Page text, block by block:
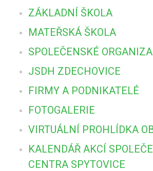
ZÁKLADNÍ ŠKOLA
MATEŘSKÁ ŠKOLA
SPOLEČENSKÉ
JSDH ZDECHOVICE
FIRMY A PODNIKATELÉ
FOTOGALERIE
VIRTUÁLNÍ PROHLÍDKA
KALENDÁŘ AKCÍ
CENTRA SPYTOVICE